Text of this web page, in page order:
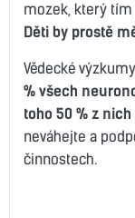
mozek, který
Děti by prostě
Vědecké
% všech
toho 50 % z
neváhejte a
činnostech.